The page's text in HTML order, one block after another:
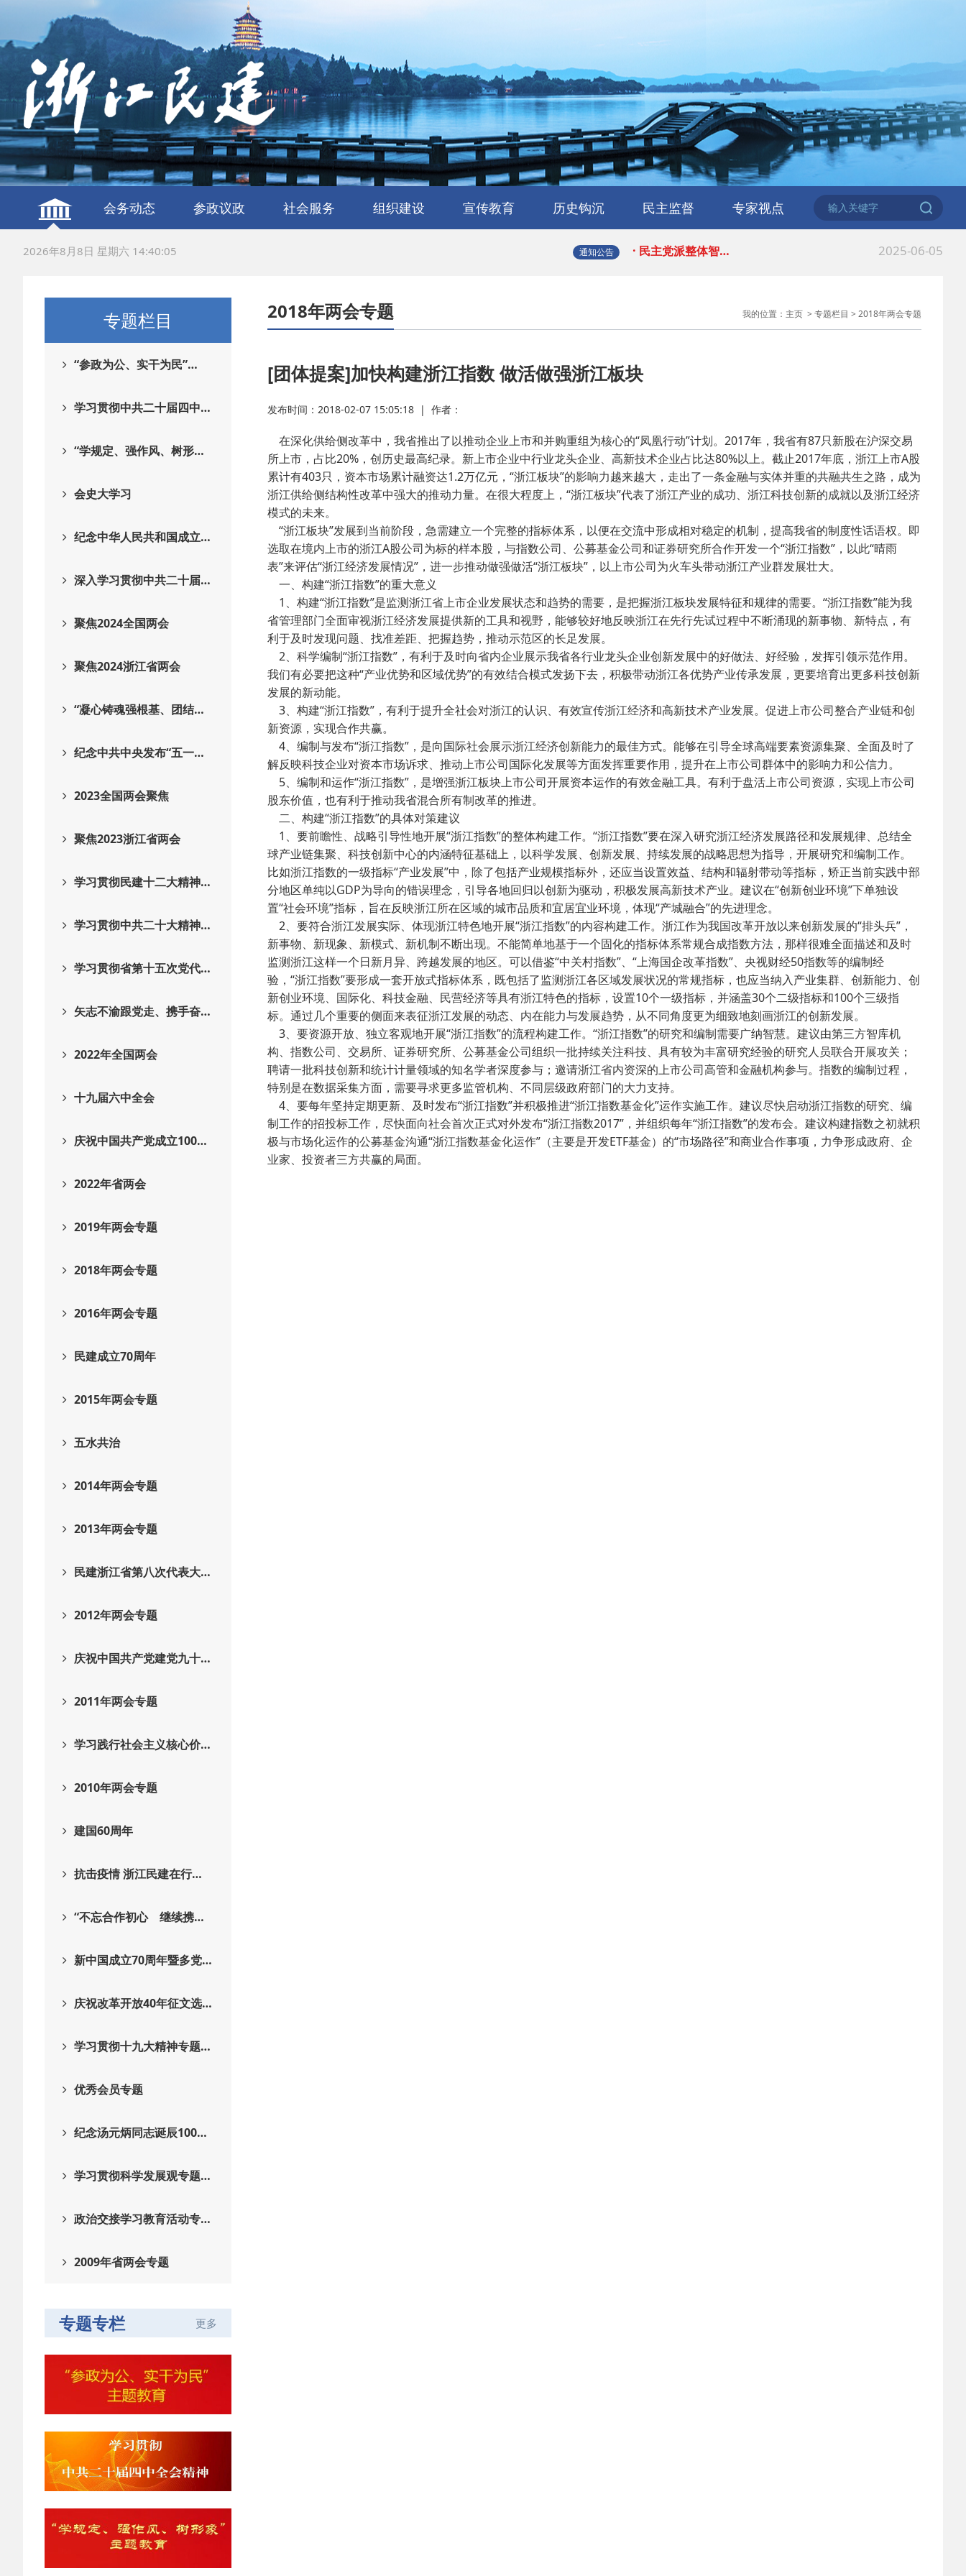
会务动态 参政议政 社会服务 组织建设 宣传教育 历史钩沉
浙江民建简史
人物传略
史海撷珠
浙江民建大事记
历史图库
民主监督 专家视点
2026年8月8日 星期六 14:40:06 通知公告
· 民建北仑六支部… 2026-06-18
· 中国民主建国会… 2026-02-25
· 中国民主建国会… 2025-08-28
· 民主党派整体智… 2025-06-05
· 中国民主建国会…
· 民建北仑六支部… 2026-06-18
· 中国民主建国会… 2025-08-28
· 民主党派整体智… 2025-06-05
· 中国民主建国会… 2025-02-24
· 中国民主建国会… 2024-03-04
专题栏目
“参政为公、实干为民”…
学习贯彻中共二十届四中…
“学规定、强作风、树形…
会史大学习
纪念中华人民共和国成立…
深入学习贯彻中共二十届…
聚焦2024全国两会
聚焦2024浙江省两会
“凝心铸魂强根基、团结…
纪念中共中央发布“五一…
2023全国两会聚焦
聚焦2023浙江省两会
学习贯彻民建十二大精神…
学习贯彻中共二十大精神…
学习贯彻省第十五次党代…
矢志不渝跟党走、携手奋…
2022年全国两会
十九届六中全会
庆祝中国共产党成立100…
2022年省两会
2019年两会专题
2018年两会专题
2016年两会专题
民建成立70周年
2015年两会专题
五水共治
2014年两会专题
2013年两会专题
民建浙江省第八次代表大…
2012年两会专题
庆祝中国共产党建党九十…
2011年两会专题
学习践行社会主义核心价…
2010年两会专题
建国60周年
抗击疫情 浙江民建在行…
“不忘合作初心 继续携…
新中国成立70周年暨多党…
庆祝改革开放40年征文选…
学习贯彻十九大精神专题…
优秀会员专题
纪念汤元炳同志诞辰100…
学习贯彻科学发展观专题…
政治交接学习教育活动专…
2009年省两会专题
专题专栏 更多
2018年两会专题 我的位置： 主页 > 专题栏目 > 2018年两会专题
[团体提案]加快构建浙江指数 做活做强浙江板块
发布时间：2018-02-07 15:05:18 | 作者：
在深化供给侧改革中，我省推出了以推动企业上市和并购重组为核心的“凤凰行动”计划。2017年，我省有87只新股在沪深交易
所上市，占比20%，创历史最高纪录。新上市企业中行业龙头企业、高新技术企业占比达80%以上。截止2017年底，浙江上市A股
累计有403只，资本市场累计融资达1.2万亿元，“浙江板块”的影响力越来越大，走出了一条金融与实体并重的共融共生之路，成为
浙江供给侧结构性改革中强大的推动力量。在很大程度上，“浙江板块”代表了浙江产业的成功、浙江科技创新的成就以及浙江经济
模式的未来。
“浙江板块”发展到当前阶段，急需建立一个完整的指标体系，以便在交流中形成相对稳定的机制，提高我省的制度性话语权。即
选取在境内上市的浙江A股公司为标的样本股，与指数公司、公募基金公司和证券研究所合作开发一个“浙江指数”，以此“晴雨
表”来评估“浙江经济发展情况”，进一步推动做强做活“浙江板块”，以上市公司为火车头带动浙江产业群发展壮大。
一、构建“浙江指数”的重大意义
1、构建“浙江指数”是监测浙江省上市企业发展状态和趋势的需要，是把握浙江板块发展特征和规律的需要。“浙江指数”能为我
省管理部门全面审视浙江经济发展提供新的工具和视野，能够较好地反映浙江在先行先试过程中不断涌现的新事物、新特点，有
利于及时发现问题、找准差距、把握趋势，推动示范区的长足发展。
2、科学编制“浙江指数”，有利于及时向省内企业展示我省各行业龙头企业创新发展中的好做法、好经验，发挥引领示范作用。
我们有必要把这种“产业优势和区域优势”的有效结合模式发扬下去，积极带动浙江各优势产业传承发展，更要培育出更多科技创新
发展的新动能。
3、构建“浙江指数”，有利于提升全社会对浙江的认识、有效宣传浙江经济和高新技术产业发展。促进上市公司整合产业链和创
新资源，实现合作共赢。
4、编制与发布“浙江指数”，是向国际社会展示浙江经济创新能力的最佳方式。能够在引导全球高端要素资源集聚、全面及时了
解反映科技企业对资本市场诉求、推动上市公司国际化发展等方面发挥重要作用，提升在上市公司群体中的影响力和公信力。
5、编制和运作“浙江指数”，是增强浙江板块上市公司开展资本运作的有效金融工具。有利于盘活上市公司资源，实现上市公司
股东价值，也有利于推动我省混合所有制改革的推进。
二、构建“浙江指数”的具体对策建议
1、要前瞻性、战略引导性地开展“浙江指数”的整体构建工作。“浙江指数”要在深入研究浙江经济发展路径和发展规律、总结全
球产业链集聚、科技创新中心的内涵特征基础上，以科学发展、创新发展、持续发展的战略思想为指导，开展研究和编制工作。
比如浙江指数的一级指标“产业发展”中，除了包括产业规模指标外，还应当设置效益、结构和辐射带动等指标，矫正当前实践中部
分地区单纯以GDP为导向的错误理念，引导各地回归以创新为驱动，积极发展高新技术产业。建议在“创新创业环境”下单独设
置“社会环境”指标，旨在反映浙江所在区域的城市品质和宜居宜业环境，体现“产城融合”的先进理念。
2、要符合浙江发展实际、体现浙江特色地开展“浙江指数”的内容构建工作。浙江作为我国改革开放以来创新发展的“排头兵”，
新事物、新现象、新模式、新机制不断出现。不能简单地基于一个固化的指标体系常规合成指数方法，那样很难全面描述和及时
监测浙江这样一个日新月异、跨越发展的地区。可以借鉴“中关村指数”、“上海国企改革指数”、央视财经50指数等的编制经
验，“浙江指数”要形成一套开放式指标体系，既包括了监测浙江各区域发展状况的常规指标，也应当纳入产业集群、创新能力、创
新创业环境、国际化、科技金融、民营经济等具有浙江特色的指标，设置10个一级指标，并涵盖30个二级指标和100个三级指
标。通过几个重要的侧面来表征浙江发展的动态、内在能力与发展趋势，从不同角度更为细致地刻画浙江的创新发展。
3、要资源开放、独立客观地开展“浙江指数”的流程构建工作。“浙江指数”的研究和编制需要广纳智慧。建议由第三方智库机
构、指数公司、交易所、证券研究所、公募基金公司组织一批持续关注科技、具有较为丰富研究经验的研究人员联合开展攻关；
聘请一批科技创新和统计计量领域的知名学者深度参与；邀请浙江省内资深的上市公司高管和金融机构参与。指数的编制过程，
特别是在数据采集方面，需要寻求更多监管机构、不同层级政府部门的大力支持。
4、要每年坚持定期更新、及时发布“浙江指数”并积极推进“浙江指数基金化”运作实施工作。建议尽快启动浙江指数的研究、编
制工作的招投标工作，尽快面向社会首次正式对外发布“浙江指数2017”，并组织每年“浙江指数”的发布会。建议构建指数之初就积
极与市场化运作的公募基金沟通“浙江指数基金化运作”（主要是开发ETF基金）的“市场路径”和商业合作事项，力争形成政府、企
业家、投资者三方共赢的局面。